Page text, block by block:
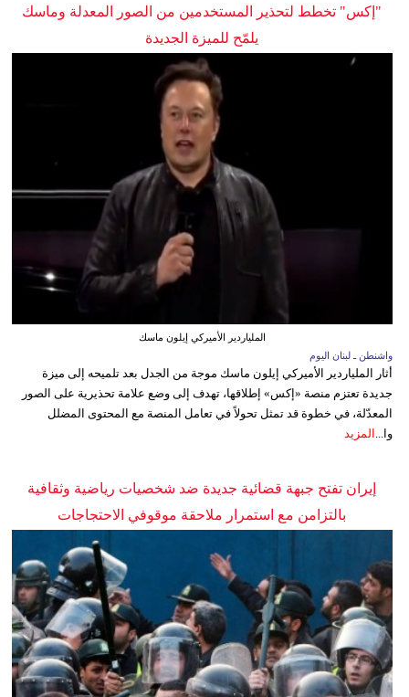
"إكس" تخطط لتحذير المستخدمين من الصور المعدلة وماسك
يلمّح للميزة الجديدة
الملياردير الأميركي إيلون ماسك
واشنطن ـ لبنان اليوم
أثار الملياردير الأميركي إيلون ماسك موجة من الجدل بعد تلميحه إلى ميزة
جديدة تعتزم منصة «إكس» إطلاقها، تهدف إلى وضع علامة تحذيرية على الصور
المعدّلة، في خطوة قد تمثل تحولاً في تعامل المنصة مع المحتوى المضلل
وا... المزيد
إيران تفتح جبهة قضائية جديدة ضد شخصيات رياضية وثقافية
بالتزامن مع استمرار ملاحقة موقوفي الاحتجاجات